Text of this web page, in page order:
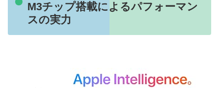
M3チップ搭載によるパフォーマン
スの実力